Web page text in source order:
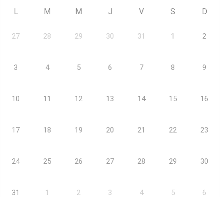
L M M J V S D
27 28 29 30 31 1 2
3 4 5 6 7 8 9
10 11 12 13 14 15 16
17 18 19 20 21 22 23
24 25 26 27 28 29 30
31 1 2 3 4 5 6